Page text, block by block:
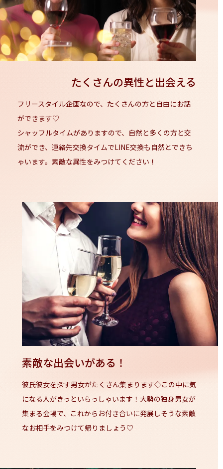
たくさんの異性と出会える
フリースタイル企画なので、たくさんの方と自由にお話
ができます♡
シャッフルタイムがありますので、自然と多くの方と交
流ができ、連絡先交換タイムでLINE交換も自然とできち
ゃいます。素敵な異性をみつけてください！
素敵な出会いがある！
彼氏彼女を探す男女がたくさん集まります◇この中に気
になる人がきっといらっしゃいます！大勢の独身男女が
集まる会場で、これからお付き合いに発展しそうな素敵
なお相手をみつけて帰りましょう♡